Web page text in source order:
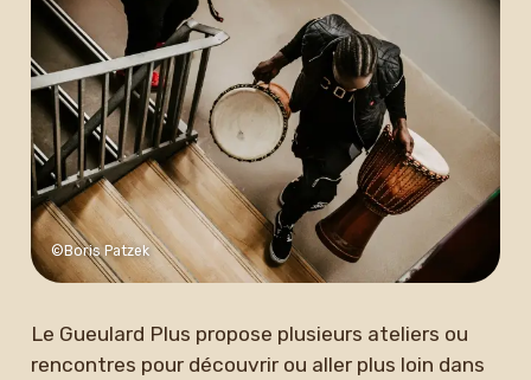
©Boris Patzek
Le Gueulard Plus propose plusieurs ateliers ou
rencontres pour découvrir ou aller plus loin dans
Actualités
Espace artistes
Carte G+ et Studio+
Newsletter